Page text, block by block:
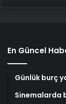
En Güncel
Günlük burç
Sinemalarda